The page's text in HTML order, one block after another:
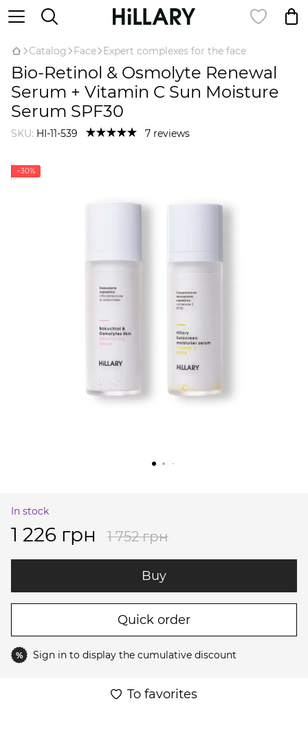
Catalog Face Expert complexes for the face
Bio-Retinol & Osmolyte Renewal
Serum + Vitamin C Sun Moisture
Serum SPF30
SKU: HI-11-539 7 reviews
−30%
In stock
1 226 грн 1 752 грн
Buy
Quick order
% Sign in to display the cumulative discount
To favorites